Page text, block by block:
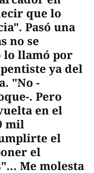
que lo
Pasó una
no se
lo llamó por
ya del
"No -
. Pero
en el
mil
el
el
Me molesta